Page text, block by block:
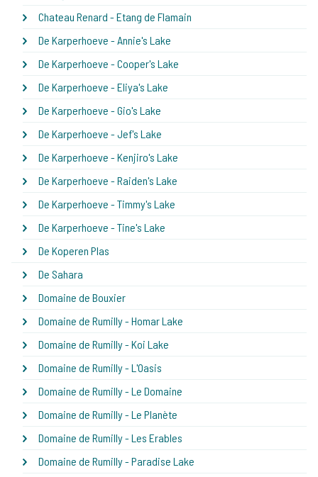
Chateau Renard - Etang de Flamain
De Karperhoeve - Annie's Lake
De Karperhoeve - Cooper's Lake
De Karperhoeve - Eliya's Lake
De Karperhoeve - Gio's Lake
De Karperhoeve - Jef's Lake
De Karperhoeve - Kenjiro's Lake
De Karperhoeve - Raiden's Lake
De Karperhoeve - Timmy's Lake
De Karperhoeve - Tine's Lake
De Koperen Plas
De Sahara
Domaine de Bouxier
Domaine de Rumilly - Homar Lake
Domaine de Rumilly - Koi Lake
Domaine de Rumilly - L'Oasis
Domaine de Rumilly - Le Domaine
Domaine de Rumilly - Le Planète
Domaine de Rumilly - Les Erables
Domaine de Rumilly - Paradise Lake